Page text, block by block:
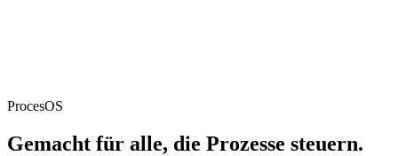
ProcesOS
Gemacht für alle, die Prozesse steuern.